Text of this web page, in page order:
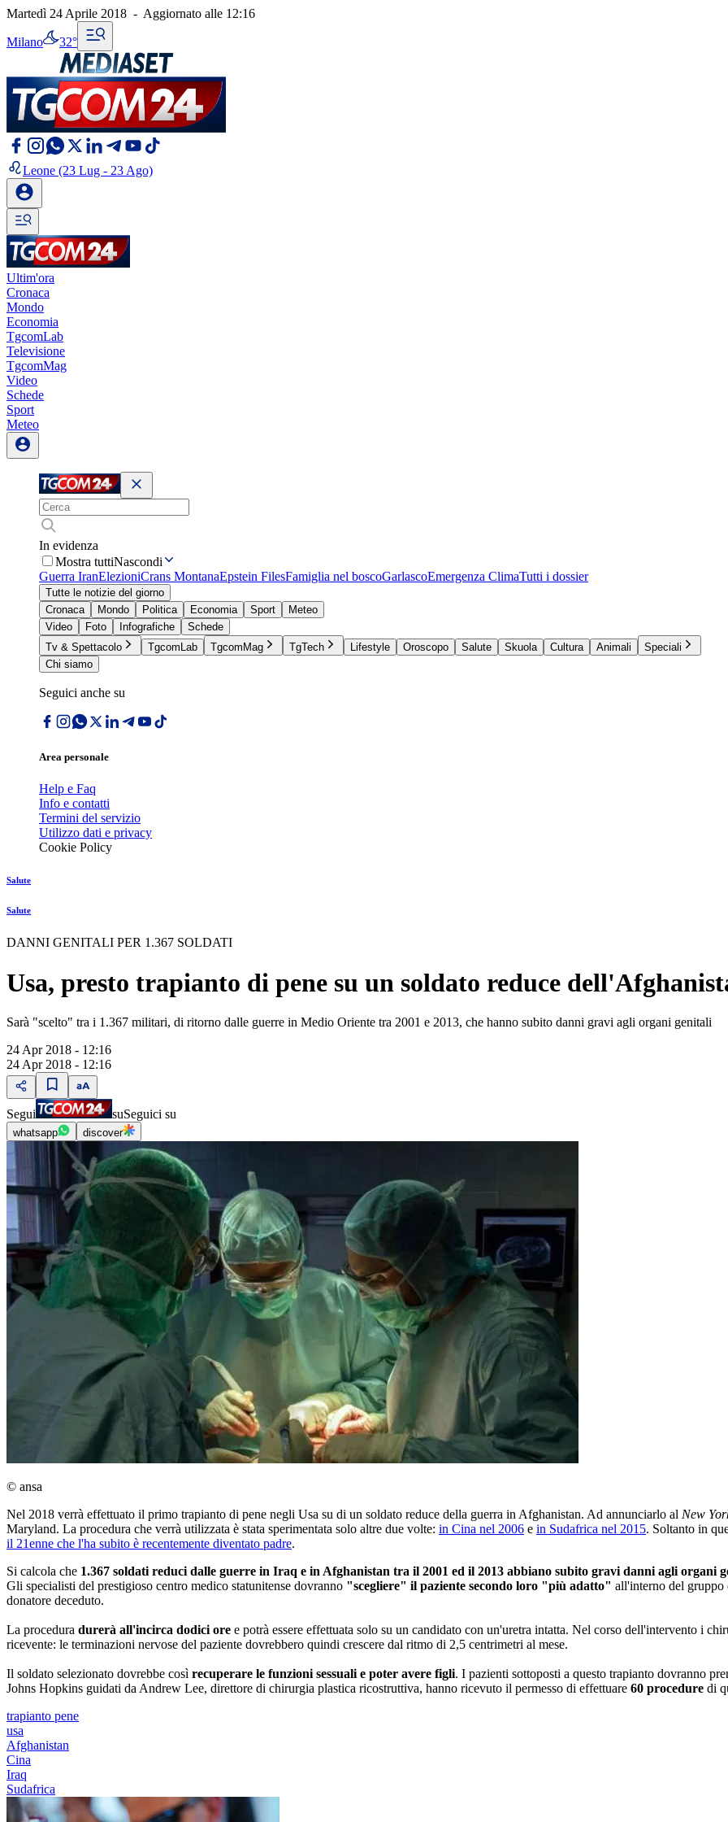
Martedì 24 Aprile 2018 - Aggiornato alle 12:16
Milano 32°
Leone (23 Lug - 23 Ago)
Ultim'ora
Cronaca
Mondo
Economia
TgcomLab
Televisione
TgcomMag
Video
Schede
Sport
Meteo
In evidenza
Mostra tuttiNascondi
Guerra IranElezioniCrans MontanaEpstein FilesFamiglia nel boscoGarlascoEmergenza ClimaTutti i dossier
Tutte le notizie del giorno
Cronaca
Mondo Politica Economia Sport
Meteo
Video
Foto Infografiche
Schede
Tv & Spettacolo
TgcomLab TgcomMag TgTech Lifestyle Oroscopo Salute Skuola Cultura Animali
Speciali
Chi siamo
Seguici anche su
Area personale
Help e Faq
Info e contatti
Termini del servizio
Utilizzo dati e privacy
Cookie Policy
Salute
Salute
DANNI GENITALI PER 1.367 SOLDATI
Usa, presto trapianto di pene su un soldato reduce
Sarà "scelto" tra i 1.367 militari, di ritorno dalle guerre in Medio Oriente tra 2001 e 2013, che hanno subito danni gravi agli organi genitali
24 Apr 2018 - 12:16
24 Apr 2018 - 12:16
Segui suSeguici su
whatsapp discover
© ansa
Nel 2018 verrà effettuato il primo trapianto di pene negli Usa su di un soldato reduce della guerra in Afghanistan. Ad annunciarlo al New
Maryland. La procedura che verrà utilizzata è stata sperimentata solo altre due volte: in Cina nel 2006 e in Sudafrica nel 2015. Soltanto in
il 21enne che l'ha subito è recentemente diventato padre.
Si calcola che 1.367 soldati reduci dalle guerre in Iraq e in Afghanistan tra il 2001 ed il 2013 abbiano subito gravi danni agli organi
Gli specialisti del prestigioso centro medico statunitense dovranno "scegliere" il paziente secondo loro "più adatto" all'interno del gruppo
donatore deceduto.
La procedura durerà all'incirca dodici ore e potrà essere effettuata solo su un candidato con un'uretra intatta. Nel corso dell'intervento i
ricevente: le terminazioni nervose del paziente dovrebbero quindi crescere dal ritmo di 2,5 centrimetri al mese.
Il soldato selezionato dovrebbe così recuperare le funzioni sessuali e poter avere figli. I pazienti sottoposti a questo trapianto dovranno
Johns Hopkins guidati da Andrew Lee, direttore di chirurgia plastica ricostruttiva, hanno ricevuto il permesso di effettuare 60 procedure di
trapianto pene
usa
Afghanistan
Cina
Iraq
Sudafrica